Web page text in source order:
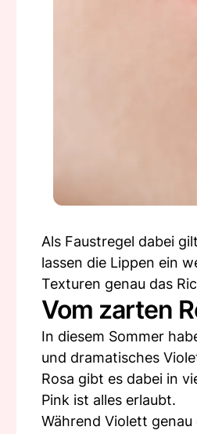
Als Faustregel dabei
lassen die Lippen ein
Texturen genau das
Vom zarten
In diesem Sommer
und dramatisches
Rosa gibt es dabei in
Pink ist alles erlaubt.
Während Violett